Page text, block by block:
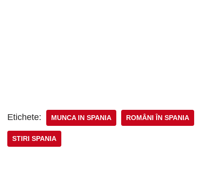
Etichete: MUNCA IN SPANIA ROMÂNI ÎN SPANIA
STIRI SPANIA